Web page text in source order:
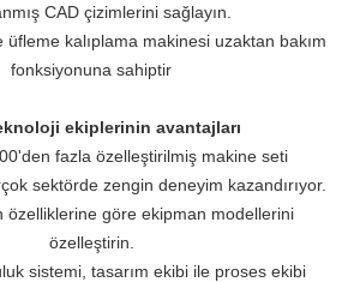
CAD çizimlerini sağlayın.
kalıplama makinesi uzaktan bakım
fonksiyonuna sahiptir
ekiplerinin avantajları
fazla özelleştirilmiş makine seti
sektörde zengin deneyim kazandırıyor.
özelliklerine göre ekipman modellerini
özelleştirin.
sistemi, tasarım ekibi ile proses ekibi